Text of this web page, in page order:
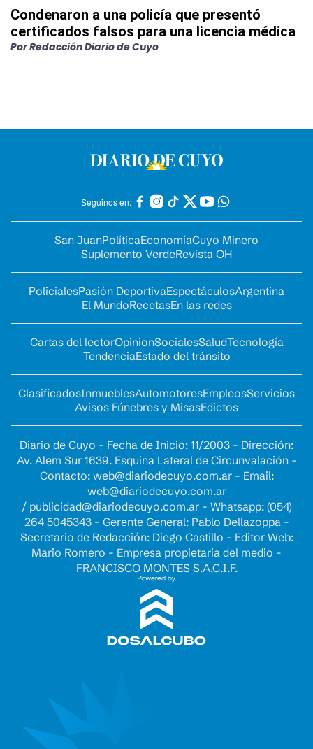
Condenaron a una policía que presentó
certificados falsos para una licencia médica
PorRedacción Diario de Cuyo
Seguinos en:
San JuanPolíticaEconomíaCuyo Minero
Suplemento VerdeRevista OH
PolicialesPasión DeportivaEspectáculosArgentina
El MundoRecetasEn las redes
Cartas del lectorOpinionSocialesSaludTecnología
TendenciaEstado del tránsito
ClasificadosInmueblesAutomotoresEmpleosServicios
Avisos Fúnebres y MisasEdictos
Diario de Cuyo - Fecha de Inicio: 11/2003 - Dirección:
Av. Alem Sur 1639. Esquina Lateral de Circunvalación -
Contacto: web@diariodecuyo.com.ar- Email:
web@diariodecuyo.com.ar
/ publicidad@diariodecuyo.com.ar- Whatsapp: (054)
264 5045343 - Gerente General: Pablo Dellazoppa -
Secretario de Redacción: Diego Castillo - Editor Web:
Mario Romero - Empresa propietaria del medio -
FRANCISCO MONTES S.A.C.I.F.